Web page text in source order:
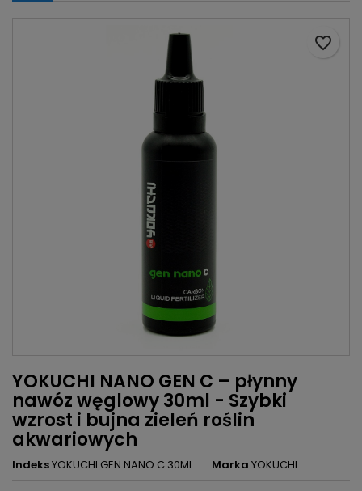
YOKUCHI NANO GEN C – płynny
nawóz węglowy 30ml - Szybki
wzrost i bujna zieleń roślin
akwariowych
IndeksYOKUCHI GEN NANO C 30ML Marka YOKUCHI
favorite_border